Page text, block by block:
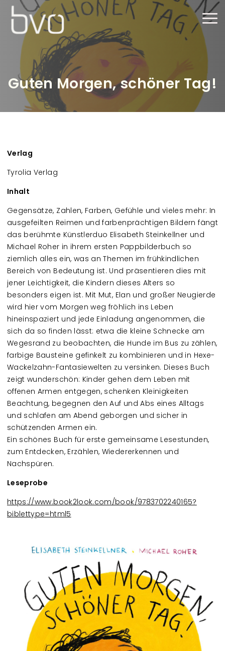
Direkt zum Inhalt
Guten Morgen, schöner Tag!
Verlag
Tyrolia Verlag
Inhalt
Gegensätze, Zahlen, Farben, Gefühle und vieles mehr: In
ausgefeilten Reimen und farbenprächtigen Bildern fängt
das berühmte Künstlerduo Elisabeth Steinkellner und
Michael Roher in ihrem ersten Pappbilderbuch so
ziemlich alles ein, was an Themen im frühkindlichen
Bereich von Bedeutung ist. Und präsentieren dies mit
jener Leichtigkeit, die Kindern dieses Alters so
besonders eigen ist. Mit Mut, Elan und großer Neugierde
wird hier vom Morgen weg fröhlich ins Leben
hineinspaziert und jede Einladung angenommen, die
sich da so finden lässt: etwa die kleine Schnecke am
Wegesrand zu beobachten, die Hunde im Bus zu zählen,
farbige Bausteine gefinkelt zu kombinieren und in Hexe-
Wackelzahn-Fantasiewelten zu versinken. Dieses Buch
zeigt wunderschön: Kinder gehen dem Leben mit
offenen Armen entgegen, schenken Kleinigkeiten
Beachtung, begegnen den Auf und Abs eines Alltags
und schlafen am Abend geborgen und sicher in
schützenden Armen ein.
Ein schönes Buch für erste gemeinsame Lesestunden,
zum Entdecken, Erzählen, Wiedererkennen und
Nachspüren.
Leseprobe
https://www.book2look.com/book/9783702240165?
biblettype=html5